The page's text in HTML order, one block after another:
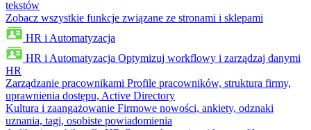
tekstów
Zobacz wszystkie funkcje związane ze stronami i sklepami
HR i Automatyzacja
HR i Automatyzacja Optymizuj workflowy i zarządzaj danymi
HR
Zarządzanie pracownikami Profile pracowników, struktura firmy,
uprawnienia dostępu, Active Directory
Kultura i zaangażowanie Firmowe nowości, ankiety, odznaki
uznania, tagi, osobiste powiadomienia